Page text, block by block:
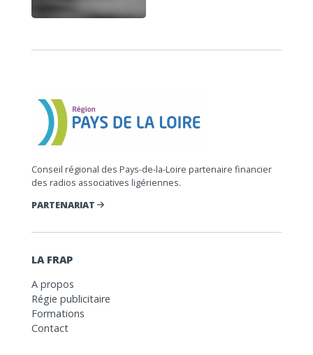
Conseil régional des Pays-de-la-Loire partenaire financier
des radios associatives ligériennes.
PARTENARIAT
LA FRAP
A propos
Régie publicitaire
Formations
Contact